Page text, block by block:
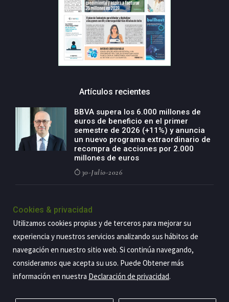
Artículos recientes
BBVA supera los 6.000 millones de
euros de beneficio en el primer
semestre de 2026 (+11%) y anuncia
un nuevo programa extraordinario de
recompra de acciones por 2.000
millones de euros
30-Julio-2026
negocio agro con un modelo global
de especialización presente en siete
países
29-Julio-2026
Cookies & privacidad
Utilizamos cookies propias y de terceros para mejorar su
experiencia y nuestros servicios analizando sus hábitos de
navegación en nuestro sitio web. Si continúa navegando,
consideramos que acepta su uso. Puede Obtener más
información en nuestra Declaración de privacidad.